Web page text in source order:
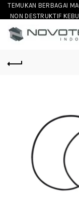
TEMUKAN BERBAGAI
NON DESTRUKTIF